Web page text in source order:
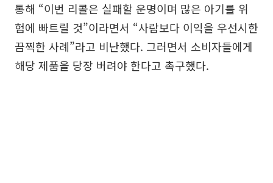
통해 “이번 리콜은 실패할 운명이며 많은 아기를 위
험에 빠트릴 것”이라면서 “사람보다 이익을 우선시한
끔찍한 사례”라고 비난했다. 그러면서 소비자들에게
해당 제품을 당장 버려야 한다고 촉구했다.